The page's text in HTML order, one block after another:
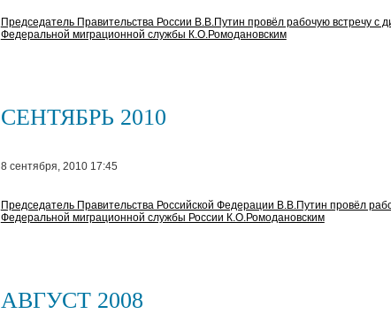
Председатель Правительства России В.В.Путин провёл рабочую встречу с
Федеральной миграционной службы К.О.Ромодановским
СЕНТЯБРЬ 2010
8 сентября, 2010 17:45
Председатель Правительства Российской Федерации В.В.Путин провёл
Федеральной миграционной службы России К.О.Ромодановским
АВГУСТ 2008